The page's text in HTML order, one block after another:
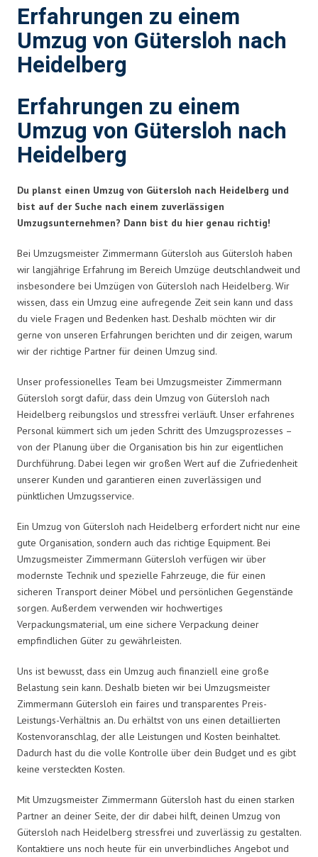
Erfahrungen zu einem
Umzug von Gütersloh nach
Heidelberg
Erfahrungen zu einem
Umzug von Gütersloh nach
Heidelberg
Du planst einen Umzug von Gütersloh nach Heidelberg und
bist auf der Suche nach einem zuverlässigen
Umzugsunternehmen? Dann bist du hier genau richtig!
Bei Umzugsmeister Zimmermann Gütersloh aus Gütersloh haben
wir langjährige Erfahrung im Bereich Umzüge deutschlandweit und
insbesondere bei Umzügen von Gütersloh nach Heidelberg. Wir
wissen, dass ein Umzug eine aufregende Zeit sein kann und dass
du viele Fragen und Bedenken hast. Deshalb möchten wir dir
gerne von unseren Erfahrungen berichten und dir zeigen, warum
wir der richtige Partner für deinen Umzug sind.
Unser professionelles Team bei Umzugsmeister Zimmermann
Gütersloh sorgt dafür, dass dein Umzug von Gütersloh nach
Heidelberg reibungslos und stressfrei verläuft. Unser erfahrenes
Personal kümmert sich um jeden Schritt des Umzugsprozesses –
von der Planung über die Organisation bis hin zur eigentlichen
Durchführung. Dabei legen wir großen Wert auf die Zufriedenheit
unserer Kunden und garantieren einen zuverlässigen und
pünktlichen Umzugsservice.
Ein Umzug von Gütersloh nach Heidelberg erfordert nicht nur eine
gute Organisation, sondern auch das richtige Equipment. Bei
Umzugsmeister Zimmermann Gütersloh verfügen wir über
modernste Technik und spezielle Fahrzeuge, die für einen
sicheren Transport deiner Möbel und persönlichen Gegenstände
sorgen. Außerdem verwenden wir hochwertiges
Verpackungsmaterial, um eine sichere Verpackung deiner
empfindlichen Güter zu gewährleisten.
Uns ist bewusst, dass ein Umzug auch finanziell eine große
Belastung sein kann. Deshalb bieten wir bei Umzugsmeister
Zimmermann Gütersloh ein faires und transparentes Preis-
Leistungs-Verhältnis an. Du erhältst von uns einen detaillierten
Kostenvoranschlag, der alle Leistungen und Kosten beinhaltet.
Dadurch hast du die volle Kontrolle über dein Budget und es gibt
keine versteckten Kosten.
Mit Umzugsmeister Zimmermann Gütersloh hast du einen starken
Partner an deiner Seite, der dir dabei hilft, deinen Umzug von
Gütersloh nach Heidelberg stressfrei und zuverlässig zu gestalten.
Kontaktiere uns noch heute für ein unverbindliches Angebot und